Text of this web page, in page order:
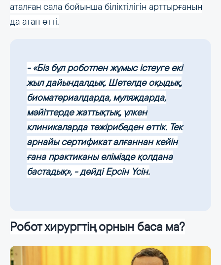
аталған сала бойынша біліктілігін арттырғанын
да атап өтті.
- «Біз бұл роботпен жұмыс істеуге екі
жыл дайындалдық. Шетелде оқыдық,
биоматериалдарда, муляждарда,
мәйіттерде жаттықтық, үлкен
клиникаларда тәжірибеден өттік. Тек
арнайы сертификат алғаннан кейін
ғана практиканы елімізде қолдана
бастадық», - дейді Ерсін Үсін.
Робот хирургтің орнын баса ма?